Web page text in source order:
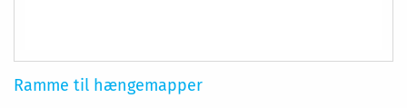
Ramme til hængemapper